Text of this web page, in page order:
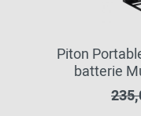
Piton
batterie